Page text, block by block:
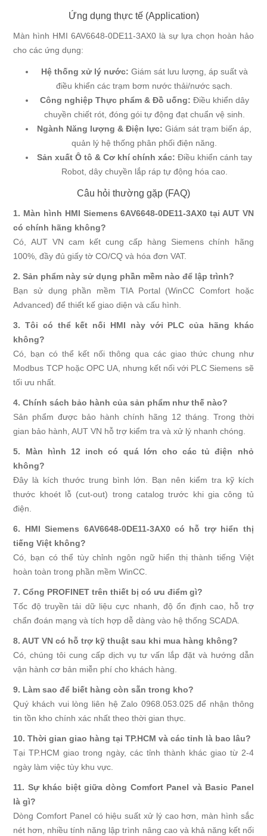
Ứng dụng thực tế (Application)
Màn hình HMI 6AV6648-0DE11-3AX0 là sự lựa chọn hoàn hảo
cho các ứng dụng:
Hệ thống xử lý nước: Giám sát lưu lượng, áp suất và
điều khiển các trạm bơm nước thải/nước sạch.
Công nghiệp Thực phẩm & Đồ uống: Điều khiển dây
chuyền chiết rót, đóng gói tự động đạt chuẩn vệ sinh.
Ngành Năng lượng & Điện lực: Giám sát trạm biến áp,
quản lý hệ thống phân phối điện năng.
Sản xuất Ô tô & Cơ khí chính xác: Điều khiển cánh tay
Robot, dây chuyền lắp ráp tự động hóa cao.
Câu hỏi thường gặp (FAQ)
1. Màn hình HMI Siemens 6AV6648-0DE11-3AX0 tại AUT VN
có chính hãng không?
Có, AUT VN cam kết cung cấp hàng Siemens chính hãng
100%, đầy đủ giấy tờ CO/CQ và hóa đơn VAT.
2. Sản phẩm này sử dụng phần mềm nào để lập trình?
Bạn sử dụng phần mềm TIA Portal (WinCC Comfort hoặc
Advanced) để thiết kế giao diện và cấu hình.
3. Tôi có thể kết nối HMI này với PLC của hãng khác
không?
Có, bạn có thể kết nối thông qua các giao thức chung như
Modbus TCP hoặc OPC UA, nhưng kết nối với PLC Siemens sẽ
tối ưu nhất.
4. Chính sách bảo hành của sản phẩm như thế nào?
Sản phẩm được bảo hành chính hãng 12 tháng. Trong thời
gian bảo hành, AUT VN hỗ trợ kiểm tra và xử lý nhanh chóng.
5. Màn hình 12 inch có quá lớn cho các tủ điện nhỏ
không?
Đây là kích thước trung bình lớn. Bạn nên kiểm tra kỹ kích
thước khoét lỗ (cut-out) trong catalog trước khi gia công tủ
điện.
6. HMI Siemens 6AV6648-0DE11-3AX0 có hỗ trợ hiển thị
tiếng Việt không?
Có, bạn có thể tùy chỉnh ngôn ngữ hiển thị thành tiếng Việt
hoàn toàn trong phần mềm WinCC.
7. Cổng PROFINET trên thiết bị có ưu điểm gì?
Tốc độ truyền tải dữ liệu cực nhanh, độ ổn định cao, hỗ trợ
chẩn đoán mạng và tích hợp dễ dàng vào hệ thống SCADA.
8. AUT VN có hỗ trợ kỹ thuật sau khi mua hàng không?
Có, chúng tôi cung cấp dịch vụ tư vấn lắp đặt và hướng dẫn
vận hành cơ bản miễn phí cho khách hàng.
9. Làm sao để biết hàng còn sẵn trong kho?
Quý khách vui lòng liên hệ Zalo 0968.053.025 để nhận thông
tin tồn kho chính xác nhất theo thời gian thực.
10. Thời gian giao hàng tại TP.HCM và các tỉnh là bao lâu?
Tại TP.HCM giao trong ngày, các tỉnh thành khác giao từ 2-4
ngày làm việc tùy khu vực.
11. Sự khác biệt giữa dòng Comfort Panel và Basic Panel
là gì?
Dòng Comfort Panel có hiệu suất xử lý cao hơn, màn hình sắc
nét hơn, nhiều tính năng lập trình nâng cao và khả năng kết nối